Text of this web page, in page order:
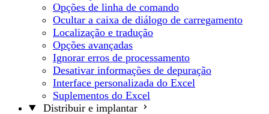
Opções de linha de comando
Ocultar a caixa de diálogo de carregamento
Localização e tradução
Opções avançadas
Ignorar erros de processamento
Desativar informações de depuração
Interface personalizada do Excel
Suplementos do Excel
Distribuir e implantar